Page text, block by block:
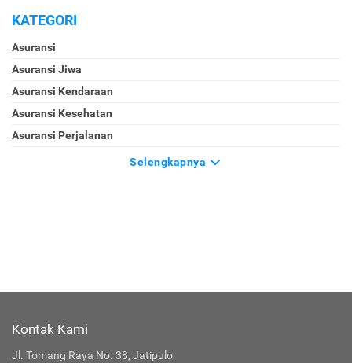
KATEGORI
Asuransi
Asuransi Jiwa
Asuransi Kendaraan
Asuransi Kesehatan
Asuransi Perjalanan
Selengkapnya
Kontak Kami
Jl. Tomang Raya No. 38, Jatipulo